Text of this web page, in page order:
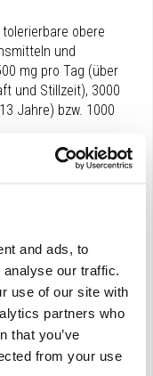
and ads, to
our traffic.
use of our site with
partners who
that you’ve
from your use
obere
und
mg pro Tag (über
und Stillzeit), 3000
Jahre) bzw. 1000
bei der Anwendung
als Cholinbitartrat)
bipolaren
Aktivität (in
auch in der